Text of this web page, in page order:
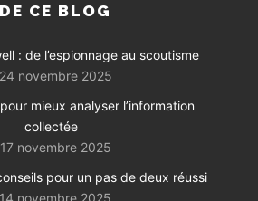
DE CE BLOG
: de l’espionnage au scoutisme
24 novembre 2025
mieux analyser l’information
collectée
17 novembre 2025
pour un pas de deux réussi
14 novembre 2025